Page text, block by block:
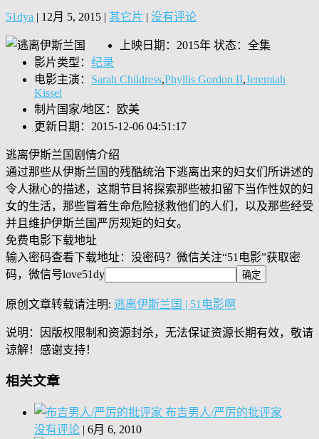
51dya | 12月 5, 2015 | 其它片 | 没有评论
上映日期：2015年 状态：全集
影片类型： 纪录
电影主演： Sarah Childress,Phyllis Gordon II,Jeremiah
Kissel
制片国家/地区：欧美
更新日期：2015-12-06 04:51:17
逃离伊斯兰国剧情介绍
通过那些从伊斯兰国的残酷统治下逃离出来的妇女们所讲述的
令人揪心的描述，这期节目将探索那些被扣留下当作性奴的妇
女的生活，那些冒着生命危险拯救他们的人们，以及那些经受
并且维护伊斯兰国严厉规矩的妇女。
免费电影下载地址
输入密码查看下载地址：没密码？微信关注“51电影”获取密
码，微信号love51dy
原创文章转载请注明: 逃离伊斯兰国 | 51电影啊
说明：因版权限制和资源封杀，无法保证资源长期有效，敬请
谅解！感谢支持！
相关文章
布吉男人/严厉的批评家
没有评论 | 6月 6, 2010